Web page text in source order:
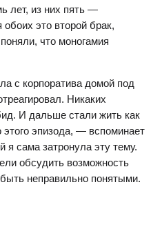
лет, из них пять —
это второй брак,
что моногамия
с корпоратива домой под
Никаких
И дальше стали жить как
эпизода, — вспоминает
сама затронула эту тему.
обсудить возможность
неправильно понятыми.